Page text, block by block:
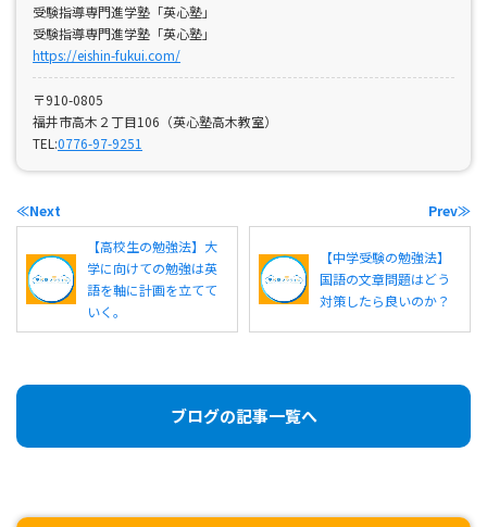
受験指導専門進学塾「英心塾」
受験指導専門進学塾「英心塾」
https://eishin-fukui.com/
〒910-0805
福井市高木２丁目106（英心塾高木教室）
TEL:0776-97-9251
≪Next
【高校生の勉強法】大
学に向けての勉強は英
語を軸に計画を立てて
いく。
Prev≫
【中学受験の勉強法】
国語の文章問題はどう
対策したら良いのか？
ブログの記事一覧へ